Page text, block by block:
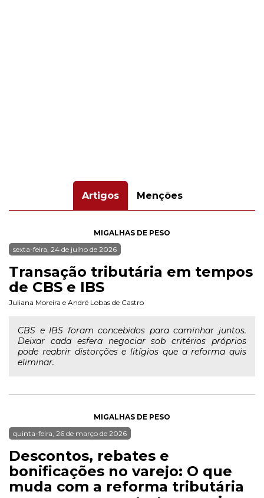
Artigos Menções
MIGALHAS DE PESO
sexta-feira, 24 de julho de 2026
Transação tributária em tempos
de CBS e IBS
Juliana Moreira e André Lobas de Castro
CBS e IBS foram concebidos para caminhar juntos.
Deixar cada esfera negociar sob critérios próprios
pode reabrir distorções e litígios que a reforma quis
eliminar.
MIGALHAS DE PESO
quinta-feira, 26 de março de 2026
Descontos, rebates e
bonificações no varejo: O que
muda com a reforma tributária